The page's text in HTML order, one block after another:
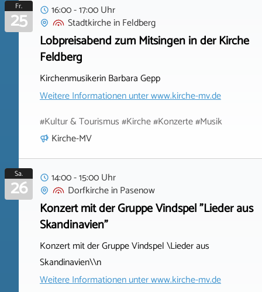
Fr.
25
16:00 - 17:00 Uhr
StadtkircheinFeldberg
Lobpreisabend zum Mitsingen in der Kirche
Feldberg
Kirchenmusikerin Barbara Gepp
Weitere Informationen unterwww.kirche-mv.de
#Kultur & Tourismus #Kirche #Konzerte #Musik
Kirche-MV
Sa.
26
14:00 - 15:00 Uhr
DorfkircheinPasenow
Konzert mit der Gruppe Vindspel "Lieder aus
Skandinavien"
Konzert mit der Gruppe Vindspel \Lieder aus
Skandinavien\\n
Weitere Informationen unterwww.kirche-mv.de